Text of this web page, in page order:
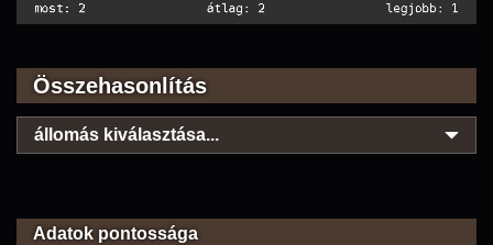
Összehasonlítás
állomás kiválasztása...
Adatok pontossága